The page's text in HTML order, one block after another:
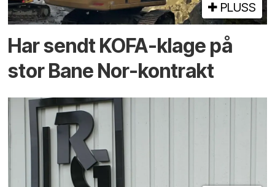
PLUSS
Har sendt KOFA-klage på
stor Bane Nor-kontrakt